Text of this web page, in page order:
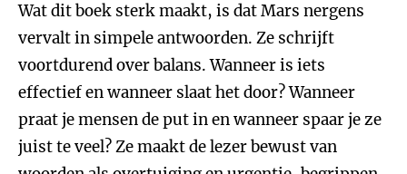
Wat dit boek sterk maakt, is dat Mars nergens
vervalt in simpele antwoorden. Ze schrijft
voortdurend over balans. Wanneer is iets
effectief en wanneer slaat het door? Wanneer
praat je mensen de put in en wanneer spaar je ze
juist te veel? Ze maakt de lezer bewust van